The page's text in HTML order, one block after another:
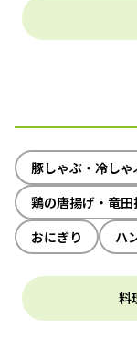
豚しゃぶ・冷しゃ
鶏の唐揚げ・竜田
おにぎり
ハ
料